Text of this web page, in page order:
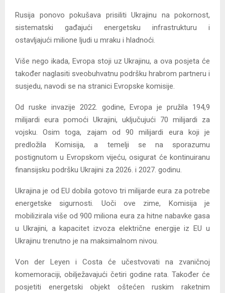
Rusija ponovo pokušava prisiliti Ukrajinu na pokornost,
sistematski gađajući energetsku infrastrukturu i
ostavljajući milione ljudi u mraku i hladnoći.
Više nego ikada, Evropa stoji uz Ukrajinu, a ova posjeta će
također naglasiti sveobuhvatnu podršku hrabrom partneru i
susjedu, navodi se na stranici Evropske komisije.
Od ruske invazije 2022. godine, Evropa je pružila 194,9
milijardi eura pomoći Ukrajini, uključujući 70 milijardi za
vojsku. Osim toga, zajam od 90 milijardi eura koji je
predložila Komisija, a temelji se na sporazumu
postignutom u Evropskom vijeću, osigurat će kontinuiranu
finansijsku podršku Ukrajini za 2026. i 2027. godinu.
Ukrajina je od EU dobila gotovo tri milijarde eura za potrebe
energetske sigurnosti. Uoči ove zime, Komisija je
mobilizirala više od 900 miliona eura za hitne nabavke gasa
u Ukrajini, a kapacitet izvoza električne energije iz EU u
Ukrajinu trenutno je na maksimalnom nivou.
Von der Leyen i Costa će učestvovati na zvaničnoj
komemoraciji, obilježavajući četiri godine rata. Također će
posjetiti energetski objekt oštećen ruskim raketnim